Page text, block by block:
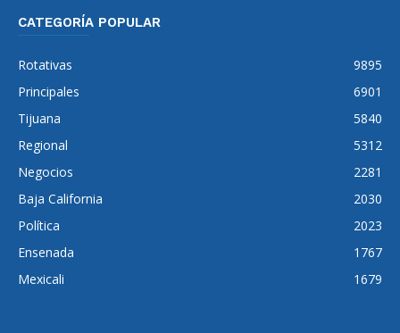
CATEGORÍA POPULAR
Rotativas
9895
Principales
6901
Tijuana
5840
Regional
5312
Negocios
2281
Baja California
2030
Política
2023
Ensenada
1767
Mexicali
1679